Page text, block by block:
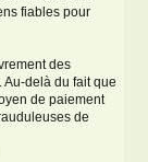
fiables pour
des
delà du fait que
de paiement
de